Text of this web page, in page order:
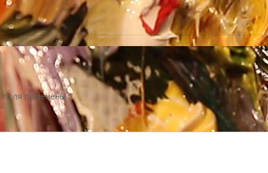
поля помечены*